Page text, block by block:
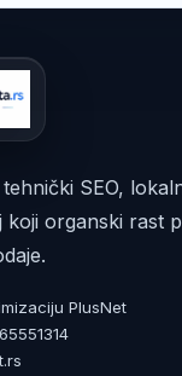
SEO,
koji organski rast
PlusNet